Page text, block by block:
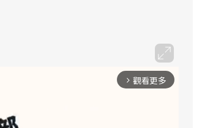
arrow_forward_ios 觀看更多